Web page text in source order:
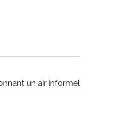
un air informel